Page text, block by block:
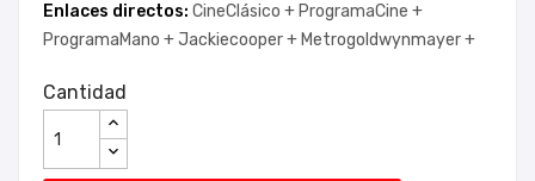
Enlaces directos: CineClásico + ProgramaCine +
ProgramaMano +Jackiecooper + Metrogoldwynmayer +
Cantidad